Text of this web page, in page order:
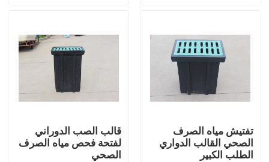
منتجات
تفتيش مياه الصرف
الصحي القالب الدواري
الطلب الكبير
قالب الصب الدوراني
لفتحة فحص مياه الصرف
الصحي